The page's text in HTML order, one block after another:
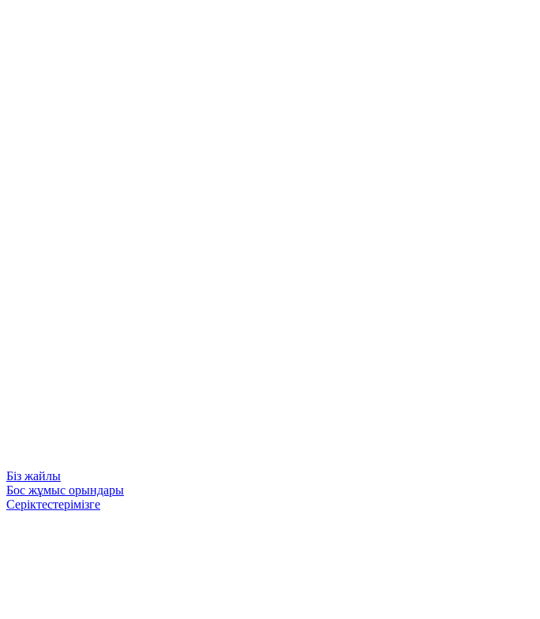
Біз жайлы
Бос жұмыс орындары
Серіктестерімізге